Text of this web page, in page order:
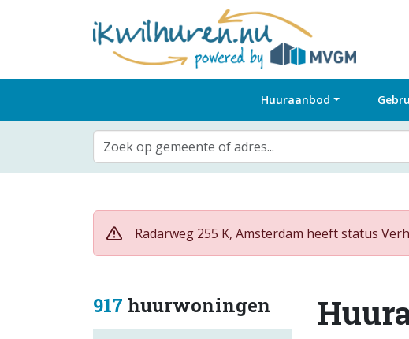
Huuraanbod
Zoek op gemeente of adres...
Radarweg 255 K, Amsterdam heeft status
917 huurwoningen